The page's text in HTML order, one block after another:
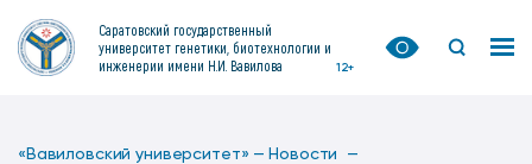
Саратовский государственный
университет генетики, биотехнологии и
инженерии имени Н.И. Вавилова
12+
«Вавиловский университет» — Новости —